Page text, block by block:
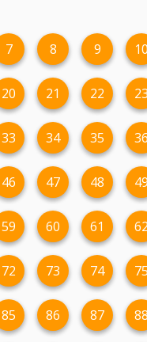
7 8 9 10
20 21 22 23
33 34 35 36
46 47 48 49
59 60 61 62
72 73 74 75
85 86 87 88